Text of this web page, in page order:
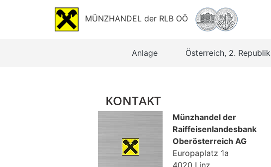
MÜNZHANDEL der RLB OÖ
Anlage Österreich, 2. Republik
KONTAKT
Münzhandel der
Raiffeisenlandesbank
Oberösterreich AG
Europaplatz 1a
4020 Linz